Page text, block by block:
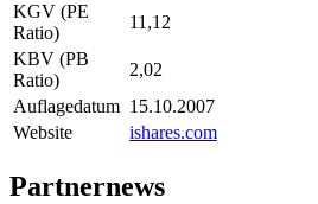
KGV (PE
Ratio)
11,12
KBV (PB
Ratio)
2,02
Auflagedatum 15.10.2007
Website
ishares.com
Partnernews